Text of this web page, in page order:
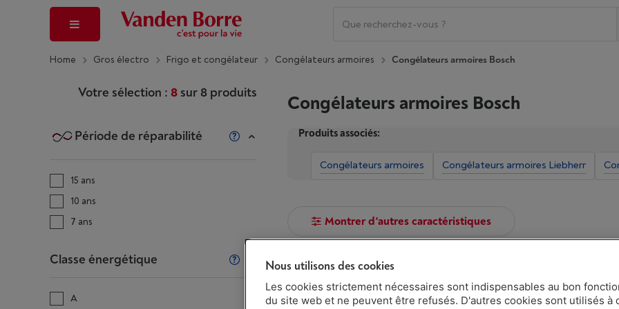
Home Gros électro Frigo et congélateur Congélateurs armoires Congélateurs armoires Bosch
Votre sélection : 8sur 8produits
Période de réparabilité
15 ans
10 ans
7 ans
Classe énergétique
A
Congélateurs armoires Bosch
Produits associés:
Congélateurs armoires Congélateurs armoires Liebherr
Montrer d'autres caractéristiques
BOSCH GSN58AWCV - SERIE 6
| Avis(101)
Nous utilisons des cookies
Les cookies strictement nécessaires sont indispensables au bon
du site web et ne peuvent être refusés. D'autres cookies sont utilisés à